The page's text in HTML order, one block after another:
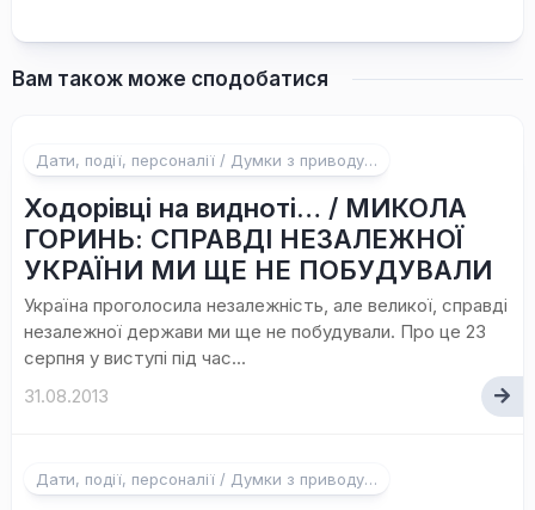
Вам також може сподобатися
Дати, події, персоналії / Думки з приводу…
Ходорівці на видноті… / МИКОЛА
ГОРИНЬ: СПРАВДІ НЕЗАЛЕЖНОЇ
УКРАЇНИ МИ ЩЕ НЕ ПОБУДУВАЛИ
Україна проголосила незалежність, але великої, справді
незалежної держави ми ще не побудували. Про це 23
серпня у виступі під час...
31.08.2013
Дати, події, персоналії / Думки з приводу…